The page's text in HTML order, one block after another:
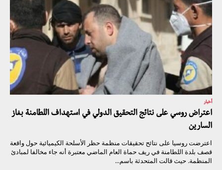
أخبار
اعتراض روسي على نتائج التحقيق الدولي في استهداف اللطامنة بغاز
السارين
اعترضت روسيا على نتائح تحقيقات منظمة حظر الأسلحة الكيميائية حول واقعة
قصف بلدة اللطامنة في ريف حماة العام الماضي معتبرة أنه جاء مخالفا لمبادئ
المنظمة. حيث قالت المتحدثة باسم...